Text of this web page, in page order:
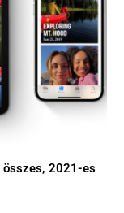
összes, 2021-es